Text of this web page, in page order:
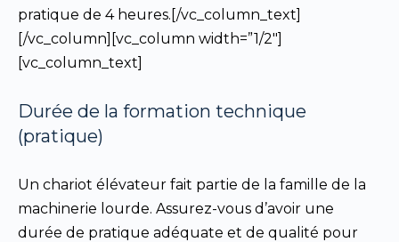
pratique de 4 heures.[/vc_column_text]
[/vc_column][vc_column width=”1/2″]
[vc_column_text]
Durée de la formation technique
(pratique)
Un chariot élévateur fait partie de la famille de la
machinerie lourde. Assurez-vous d’avoir une
durée de pratique adéquate et de qualité pour